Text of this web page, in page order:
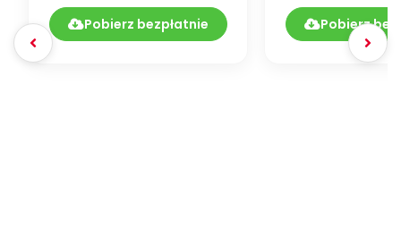
11.254/2022
Pobierz bezpłatnie Pobierz